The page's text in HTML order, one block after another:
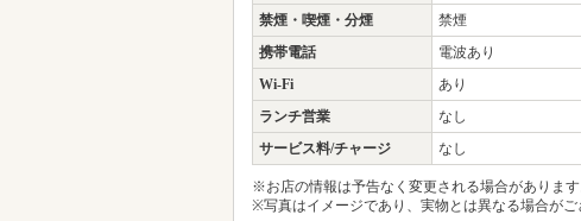
禁煙・喫煙・分煙
禁煙
携帯電話
電波あり
Wi-Fi
あり
ランチ営業
なし
サービス料/チャージ
なし
※お店の情報は予告なく変更される場合があります
※写真はイメージであり、実物とは異なる場合がご